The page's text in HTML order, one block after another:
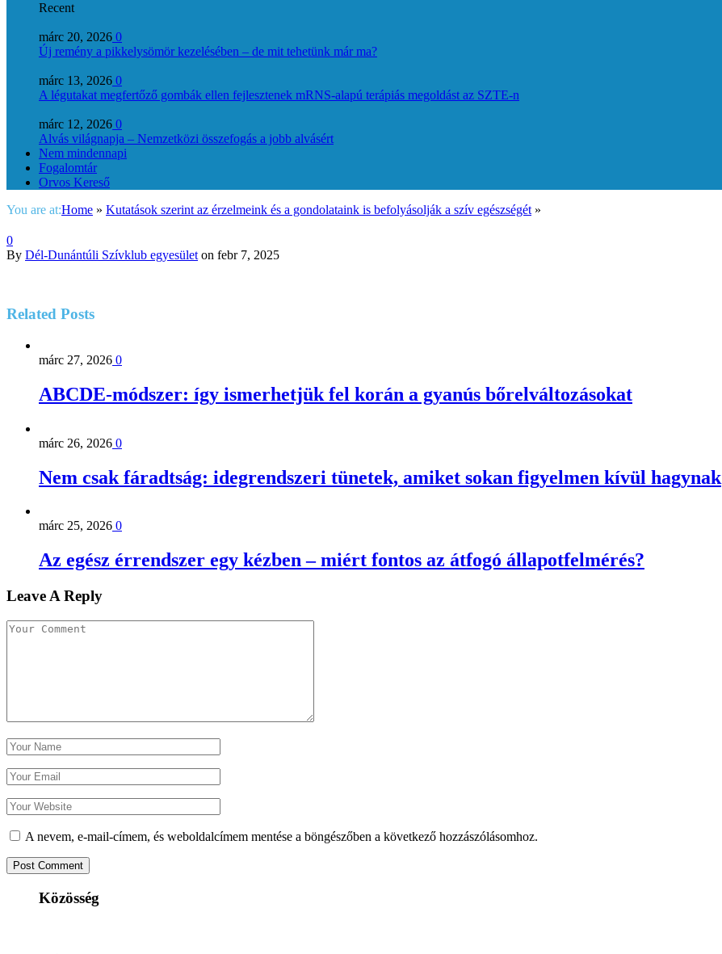
Recent
márc 20, 2026 0
Új remény a pikkelysömör kezelésében – de mit tehetünk már ma?
márc 13, 2026 0
A légutakat megfertőző gombák ellen fejlesztenek mRNS-alapú terápiás megoldást az SZTE-n
márc 12, 2026 0
Alvás világnapja – Nemzetközi összefogás a jobb alvásért
Nem mindennapi
Fogalomtár
Orvos Kereső
You are at:Home » Kutatások szerint az érzelmeink és a gondolataink is befolyásolják a szív egészségét »
0
By Dél-Dunántúli Szívklub egyesület on febr 7, 2025
Related Posts
márc 27, 2026 0
ABCDE‑módszer: így ismerhetjük fel korán a gyanús bőrelváltozásokat
márc 26, 2026 0
Nem csak fáradtság: idegrendszeri tünetek, amiket sokan figyelmen kívül hagynak
márc 25, 2026 0
Az egész érrendszer egy kézben – miért fontos az átfogó állapotfelmérés?
Leave A Reply
A nevem, e-mail-címem, és weboldalcímem mentése a böngészőben a következő hozzászólásomhoz.
Közösség